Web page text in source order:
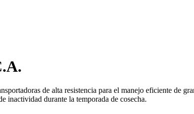
de alta resistencia para el manejo eficiente de
inactividad durante la temporada de cosecha.